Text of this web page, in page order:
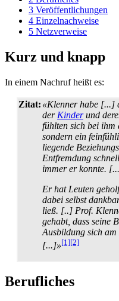
3 Veröffentlichungen
4 Einzelnachweise
5 Netzverweise
Kurz und knapp
In einem Nachruf heißt es:
Zitat: «Klenner habe [...]
der Kinderund
fühlten sich bei ihm
sondern ein
liegende
Entfremdung
immer er konnte.
Er hat Leuten
dabei selbst
ließ. [..] Prof.
gehabt, dass seine
Ausbildung sich
[...]»[1][2]
Berufliches